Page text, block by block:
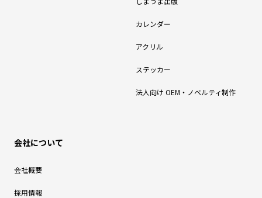
カレンダー
アクリル
ステッカー
法人向け OEM・ノベルティ制作
会社について
会社概要
採用情報